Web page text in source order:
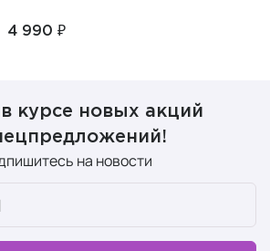
4 990 ₽
в курсе новых акций
на новости